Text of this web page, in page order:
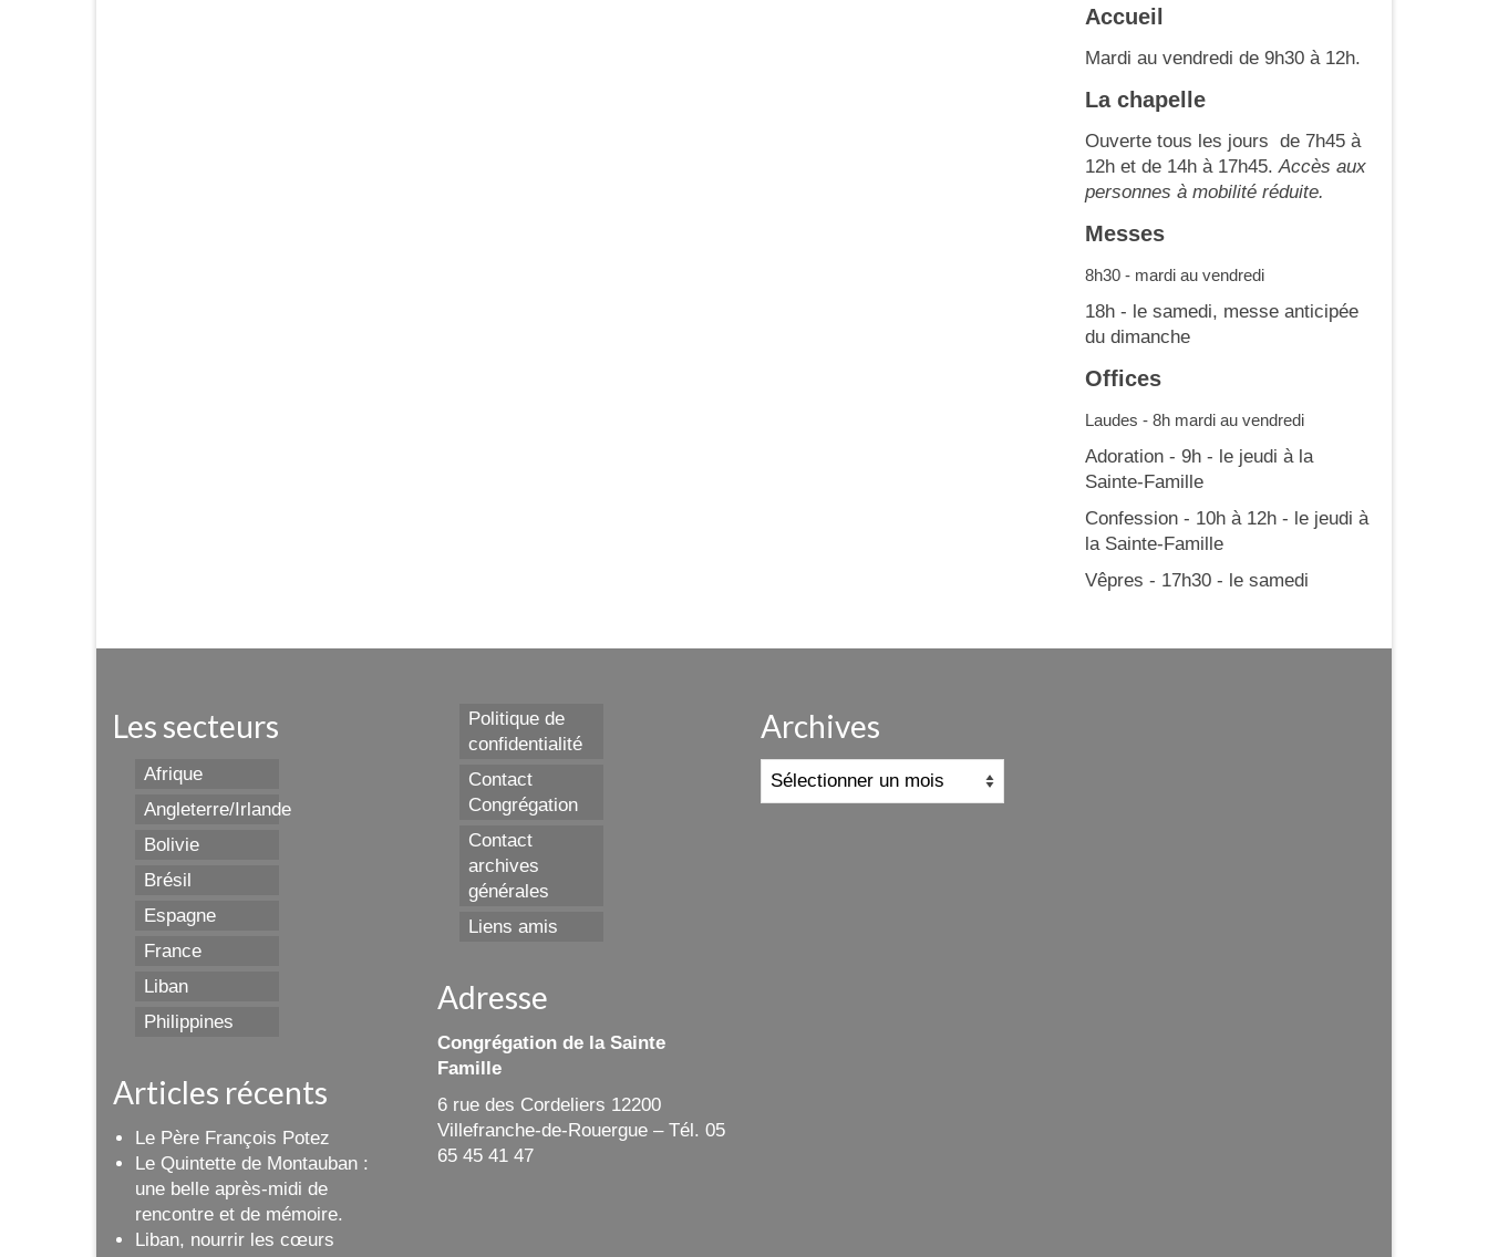
Accueil
Mardi au vendredi de 9h30 à 12h.
La chapelle
Ouverte tous les jours de 7h45 à
12h et de 14h à 17h45.Accès aux
personnes à mobilité réduite.
Messes
8h30 - mardi au vendredi
18h - le samedi, messe anticipée
du dimanche
Offices
Laudes - 8h mardi au vendredi
Adoration - 9h - le jeudi à la
Sainte-Famille
Confession - 10h à 12h - le jeudi à
la Sainte-Famille
Vêpres - 17h30 - le samedi
Les secteurs
Afrique
Angleterre/Irlande
Bolivie
Brésil
Espagne
France
Liban
Philippines
Articles récents
Le Père François Potez
Le Quintette de Montauban :
une belle après-midi de
rencontre et de mémoire.
Liban, nourrir les cœurs
Politique de
confidentialité
Contact
Congrégation
Contact
archives
générales
Liens amis
Adresse
Congrégation de la Sainte
Famille
6 rue des Cordeliers 12200
Villefranche-de-Rouergue – Tél. 05
65 45 41 47
Archives
Archives